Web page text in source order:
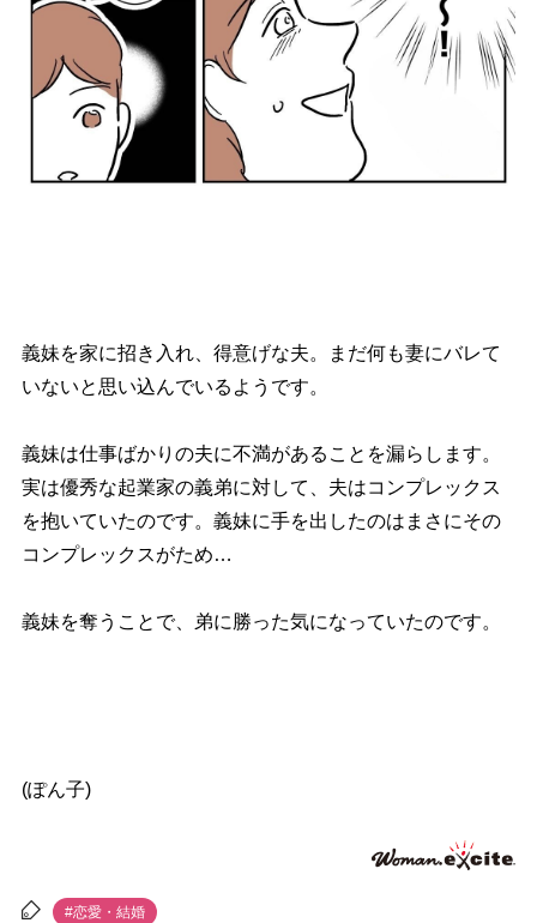
義妹を家に招き入れ、得意げな夫。まだ何も妻にバレて
いないと思い込んでいるようです。
義妹は仕事ばかりの夫に不満があることを漏らします。
実は優秀な起業家の義弟に対して、夫はコンプレックス
を抱いていたのです。義妹に手を出したのはまさにその
コンプレックスがため…
義妹を奪うことで、弟に勝った気になっていたのです。
(ぽん子)
#恋愛・結婚